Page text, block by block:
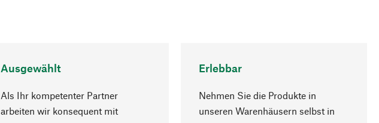
Ausgewählt
Als Ihr kompetenter Partner
arbeiten wir konsequent mit
Erlebbar
Nehmen Sie die Produkte in
unseren Warenhäusern selbst in